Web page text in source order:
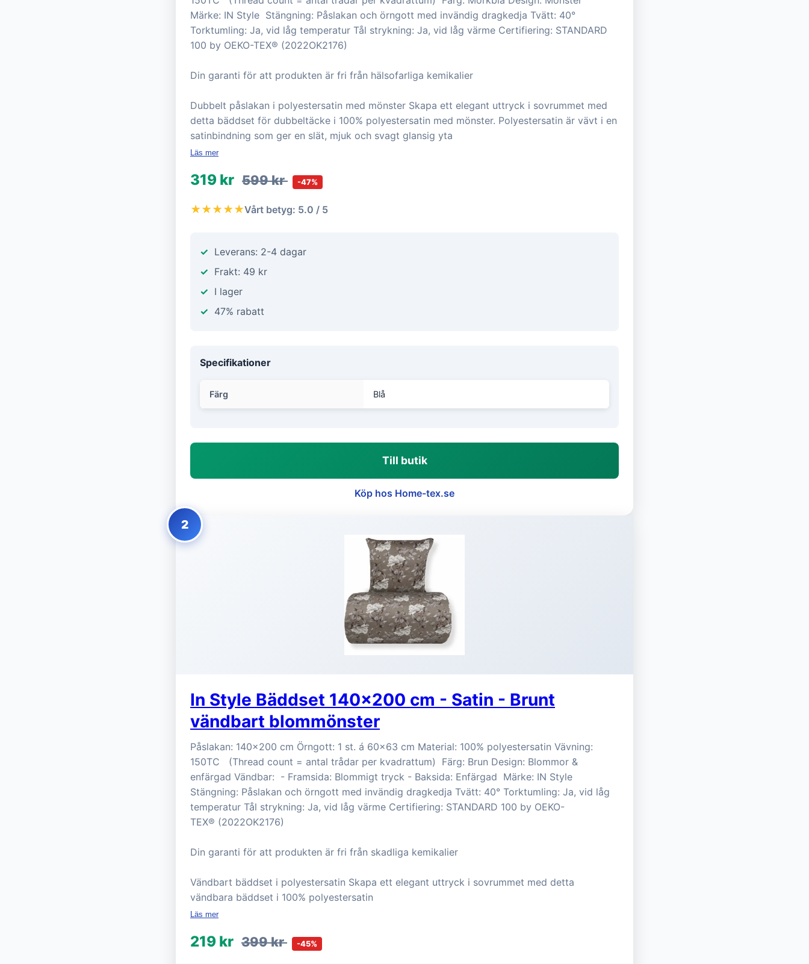
Märke: IN Style Stängning: Påslakan och örngott med invändig dragkedja Tvätt: 40°
Torktumling: Ja, vid låg temperatur Tål strykning: Ja, vid låg värme Certifiering: STANDARD
100 by OEKO-TEX® (2022OK2176)
Din garanti för att produkten är fri från hälsofarliga kemikalier
Dubbelt påslakan i polyestersatin med mönster Skapa ett elegant uttryck i sovrummet med
detta bäddset för dubbeltäcke i 100% polyestersatin med mönster. Polyestersatin är vävt i en
satinbindning som ger en slät, mjuk och svagt glansig yta
Läs mer
319 kr 599 kr -47%
★★★★★Vårt betyg: 5.0 / 5
Leverans: 2-4 dagar
Frakt: 49 kr
I lager
47% rabatt
Specifikationer
Färg Blå
Till butik
Köp hos Home-tex.se
2
In Style Bäddset 140x200 cm - Satin - Brunt
vändbart blommönster
Påslakan: 140x200 cm Örngott: 1 st. á 60x63 cm Material: 100% polyestersatin Vävning:
150TC (Thread count = antal trådar per kvadrattum) Färg: Brun Design: Blommor &
enfärgad Vändbar: - Framsida: Blommigt tryck - Baksida: Enfärgad Märke: IN Style
Stängning: Påslakan och örngott med invändig dragkedja Tvätt: 40° Torktumling: Ja, vid låg
temperatur Tål strykning: Ja, vid låg värme Certifiering: STANDARD 100 by OEKO-
TEX® (2022OK2176)
Din garanti för att produkten är fri från skadliga kemikalier
Vändbart bäddset i polyestersatin Skapa ett elegant uttryck i sovrummet med detta
vändbara bäddset i 100% polyestersatin
Läs mer
219 kr 399 kr -45%